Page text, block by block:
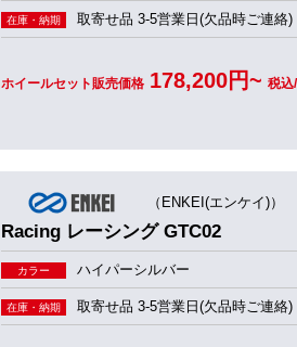
在庫・納期 取寄せ品 3-5営業日(欠品時ご連絡)
ホイールセット販売価格 178,200円~ 税込
（ENKEI(エンケイ)）
Racing レーシング GTC02
カラー ハイパーシルバー
在庫・納期 取寄せ品 3-5営業日(欠品時ご連絡)